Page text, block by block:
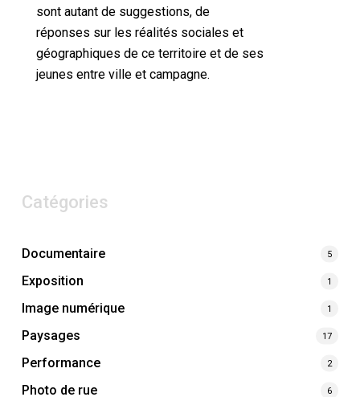
sont autant de suggestions, de
réponses sur les réalités sociales et
géographiques de ce territoire et de ses
jeunes entre ville et campagne.
Catégories
Documentaire 5
Exposition 1
Image numérique 1
Paysages 17
Performance 2
Photo de rue 6